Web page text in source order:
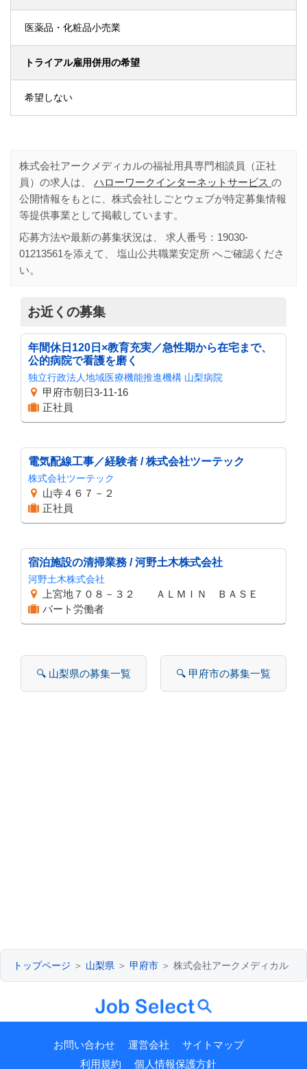
医薬品・化粧品小売業
トライアル雇用併用の希望
希望しない
株式会社アークメディカルの福祉用具専門相談員（正社
員）の求人は、 ハローワークインターネットサービス の
公開情報をもとに、株式会社しごとウェブが特定募集情報
等提供事業として掲載しています。
応募方法や最新の募集状況は、 求人番号： 19030-
01213561 を添えて、 塩山公共職業安定所 へご確認くださ
い。
お近くの募集
年間休日120日×教育充実／急性期から在宅まで、
公的病院で看護を磨く
独立行政法人地域医療機能推進機構 山梨病院
甲府市朝日3-11-16
正社員
電気配線工事／経験者 / 株式会社ツーテック
株式会社ツーテック
山寺４６７－２
正社員
宿泊施設の清掃業務 / 河野土木株式会社
河野土木株式会社
上宮地７０８－３２ ＡＬＭＩＮ ＢＡＳＥ
パート労働者
🔍 山梨県の募集一覧 🔍 甲府市の募集一覧
トップページ ＞ 山梨県 ＞ 甲府市 ＞ 株式会社アークメディカル
お問い合わせ 運営会社
サイトマップ
利用規約
個人情報保護方針